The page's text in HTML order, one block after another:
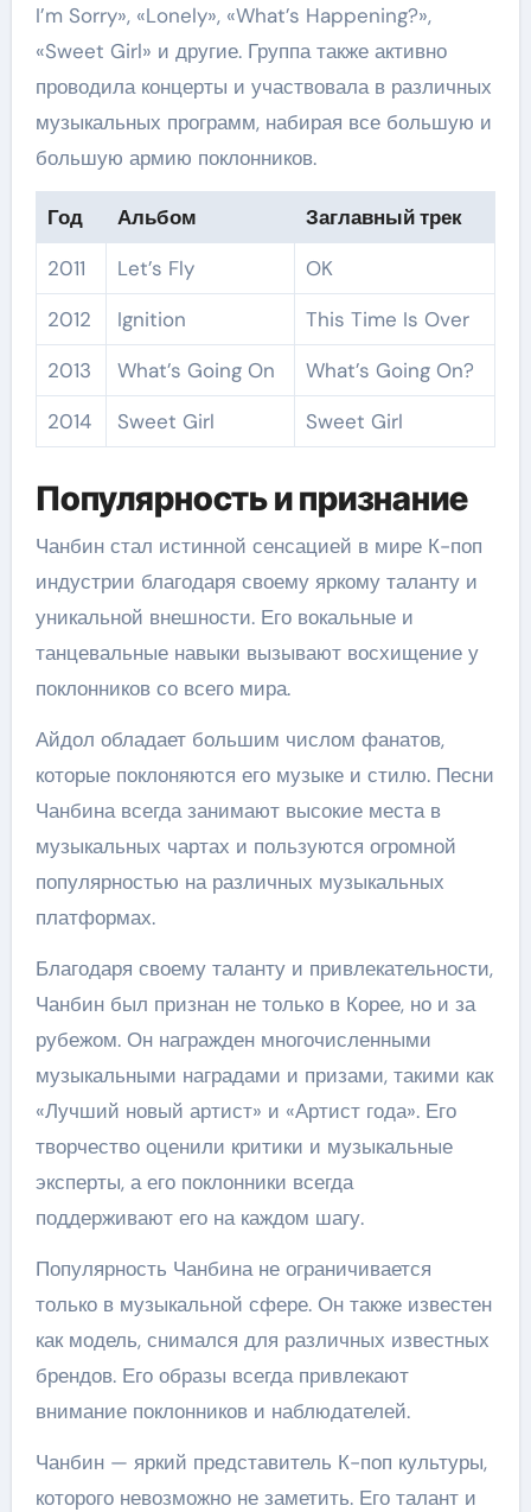
I’m Sorry», «Lonely», «What’s Happening?»,
«Sweet Girl» и другие. Группа также активно
проводила концерты и участвовала в различных
музыкальных программ, набирая все большую и
большую армию поклонников.
Год Альбом
Заглавный трек
2011
Let’s Fly
OK
2012
Ignition
This Time Is Over
2013
What’s Going On
What’s Going On?
2014
Sweet Girl Sweet Girl
Популярность и признание
Чанбин стал истинной сенсацией в мире К-поп
индустрии благодаря своему яркому таланту и
уникальной внешности. Его вокальные и
танцевальные навыки вызывают восхищение у
поклонников со всего мира.
Айдол обладает большим числом фанатов,
которые поклоняются его музыке и стилю. Песни
Чанбина всегда занимают высокие места в
музыкальных чартах и пользуются огромной
популярностью на различных музыкальных
платформах.
Благодаря своему таланту и привлекательности,
Чанбин был признан не только в Корее, но и за
рубежом. Он награжден многочисленными
музыкальными наградами и призами, такими как
«Лучший новый артист» и «Артист года». Его
творчество оценили критики и музыкальные
эксперты, а его поклонники всегда
поддерживают его на каждом шагу.
Популярность Чанбина не ограничивается
только в музыкальной сфере. Он также известен
как модель, снимался для различных известных
брендов. Его образы всегда привлекают
внимание поклонников и наблюдателей.
Чанбин — яркий представитель К-поп культуры,
которого невозможно не заметить. Его талант и